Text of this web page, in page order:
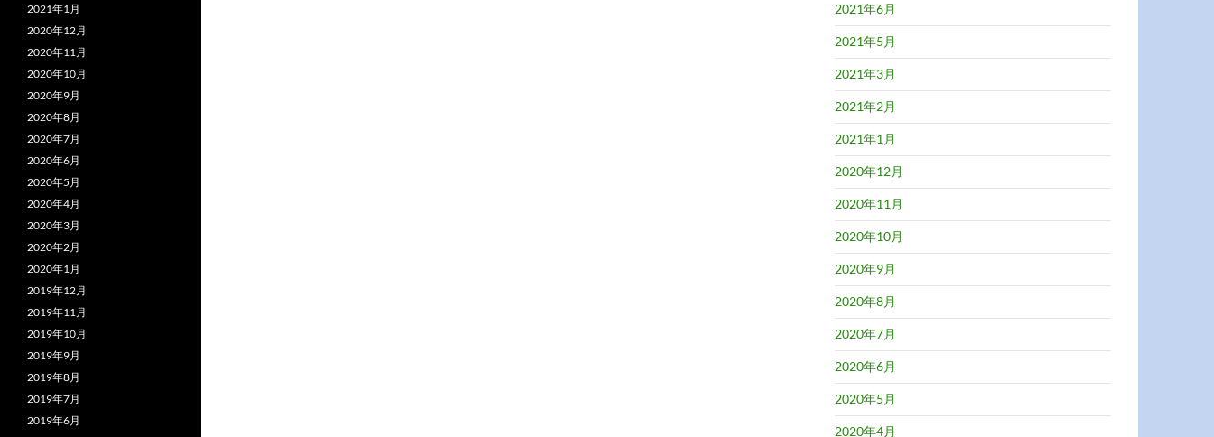
2021年6月
2021年5月
2021年3月
2021年2月
2021年1月
2020年12月
2020年11月
2020年10月
2020年9月
2020年8月
2020年7月
2020年6月
2020年5月
2020年4月
2021年1月
2020年12月
2020年11月
2020年10月
2020年9月
2020年8月
2020年7月
2020年6月
2020年5月
2020年4月
2020年3月
2020年2月
2020年1月
2019年12月
2019年11月
2019年10月
2019年9月
2019年8月
2019年7月
2019年6月